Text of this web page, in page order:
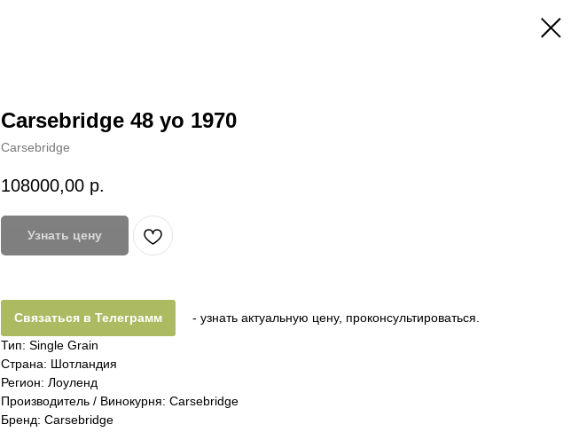
Carsebridge 48 yo 1970
Carsebridge
108000,00 р.
Узнать цену
Связаться в Телеграмм
- узнать актуальную цену, проконсультироваться.
Тип: Single Grain
Страна: Шотландия
Регион: Лоуленд
Производитель / Винокурня: Carsebridge
Бренд: Carsebridge